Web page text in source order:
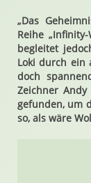
„Das
Reihe
begleitet
Loki durch ein
doch
Zeichner
gefunden, um
so, als wäre